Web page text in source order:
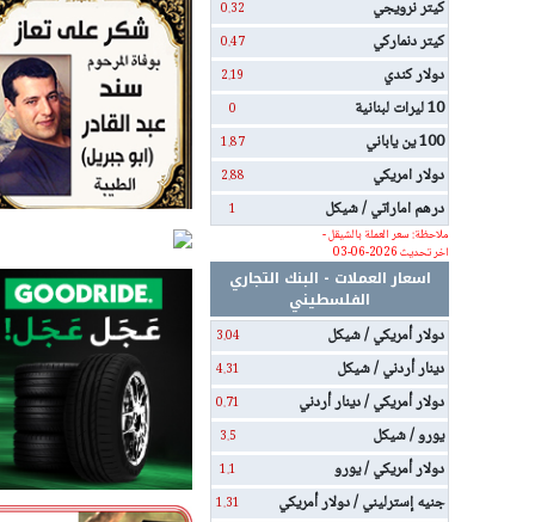
كيتر نرويجي 0.32
كيتر دنماركي 0.47
دولار كندي 2.19
10 ليرات لبنانية 0
100 ين ياباني 1.87
دولار امريكي 2.88
درهم اماراتي / شيكل
1
ملاحظة: سعر العملة بالشيقل -
اخر تحديث 2026-06-03
اسعار العملات - البنك التجاري
الفلسطيني
دولار أمريكي / شيكل
3.04
دينار أردني / شيكل 4.31
دولار أمريكي / دينار أردني 0.71
يورو / شيكل 3.5
دولار أمريكي / يورو 1.1
جنيه إسترليني / دولار أمريكي 1.31